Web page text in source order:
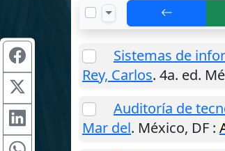
Sistemas de
Rey, Carlos. 4a. ed.
Auditoría de
Mar del. México, DF :